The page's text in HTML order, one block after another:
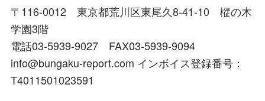
〒116-0012 東京都荒川区東尾久8-41-10 樅の木
学園3階
電話03-5939-9027 FAX03-5939-9094
info@bungaku-report.com インボイス登録番号：
T4011501023591